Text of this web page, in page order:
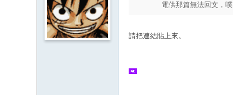
電供那篇無法回文，噗
請把連結貼上來。